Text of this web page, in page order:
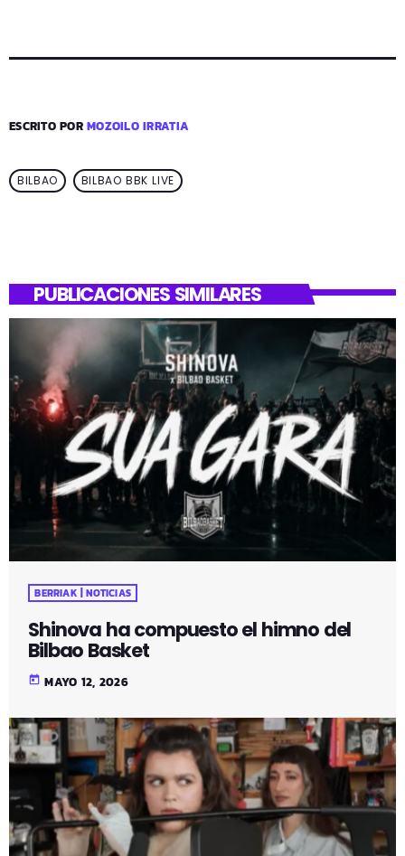
ESCRITO PORMOZOILO IRRATIA
BILBAO BILBAO BBK LIVE
PUBLICACIONES SIMILARES
BERRIAK | NOTICIAS
Shinova ha compuesto el himno del
Bilbao Basket
today MAYO 12, 2026